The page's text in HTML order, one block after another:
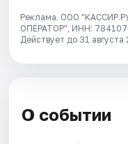
Реклама. ООО
ОПЕРАТОР", ИНН:
Действует до 31 августа
О событии